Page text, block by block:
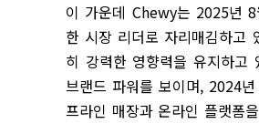
이 가운데 Chewy는 2025년
한 시장 리더로 자리매김하
히 강력한 영향력을 유지하
브랜드 파워를 보이며, 2024
프라인 매장과 온라인 플랫폼